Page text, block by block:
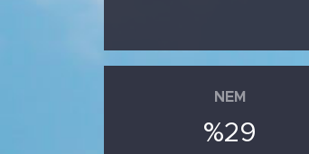
NEM
%29